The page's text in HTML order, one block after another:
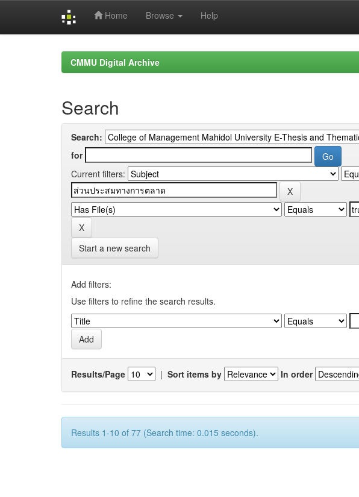
Home Browse Help
CMMU Digital Archive
Search
Search:
for
Current filters:
Start a new search
Add filters:
Use filters to refine the search results.
Results/Page | Sort items by In order
Results 1-10 of 77 (Search time: 0.015 seconds).